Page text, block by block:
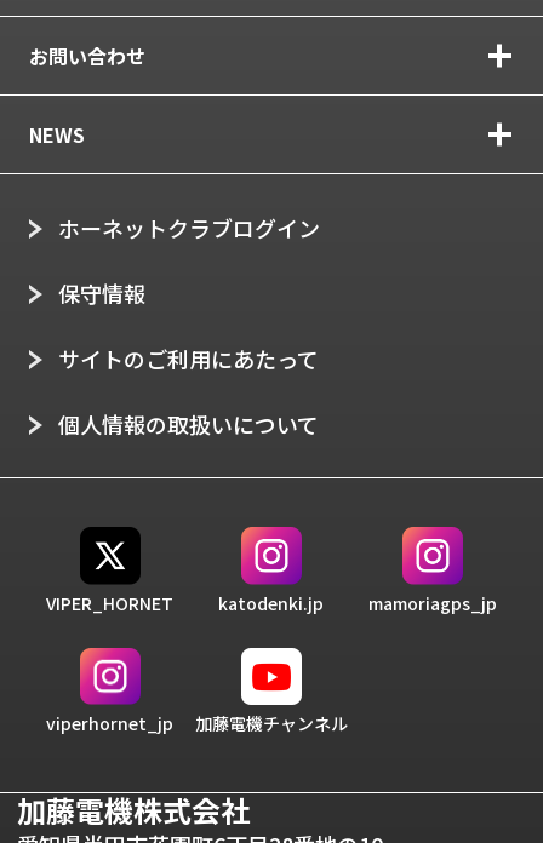
お問い合わせ
NEWS
ホーネットクラブログイン
保守情報
サイトのご利用にあたって
個人情報の取扱いについて
VIPER_HORNET katodenki.jp mamoriagps_jp
viperhornet_jp 加藤電機チャンネル
加藤電機株式会社